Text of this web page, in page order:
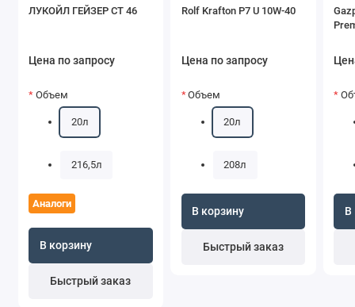
ЛУКОЙЛ ГЕЙЗЕР СТ 46
Цена по запросу
Аналоги
Объем
20л
216,5л
В корзину
Быстрый заказ
Rolf Krafton P7 U 10W-40
Цена по запросу
Объем
20л
208л
В корзину
Быстрый заказ
В